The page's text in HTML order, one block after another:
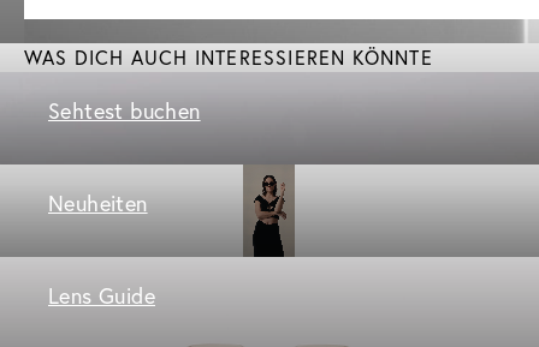
WAS DICH AUCH INTERESSIEREN KÖNNTE
Sehtest buchen
Neuheiten
Lens Guide